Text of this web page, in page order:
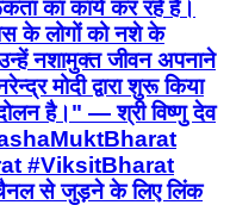
का कार्य कर रहे हैं।
के लोगों को नशे के
नशामुक्त जीवन अपनाने
मोदी द्वारा शुरू किया
है।" — श्री विष्णु देव
#ViksitBharat
से जुड़ने के लिए लिंक